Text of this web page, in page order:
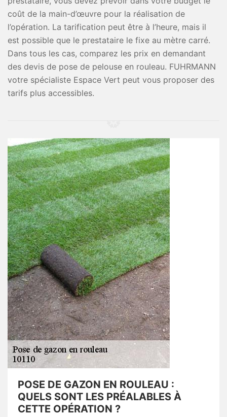
coût de la main-d’œuvre pour la réalisation de
l’opération. La tarification peut être à l’heure, mais il
est possible que le prestataire le fixe au mètre carré.
Dans tous les cas, comparez les prix en demandant
des devis de pose de pelouse en rouleau. FUHRMANN
votre spécialiste Espace Vert peut vous proposer des
tarifs plus accessibles.
POSE DE GAZON EN ROULEAU :
QUELS SONT LES PRÉALABLES À
CETTE OPÉRATION ?